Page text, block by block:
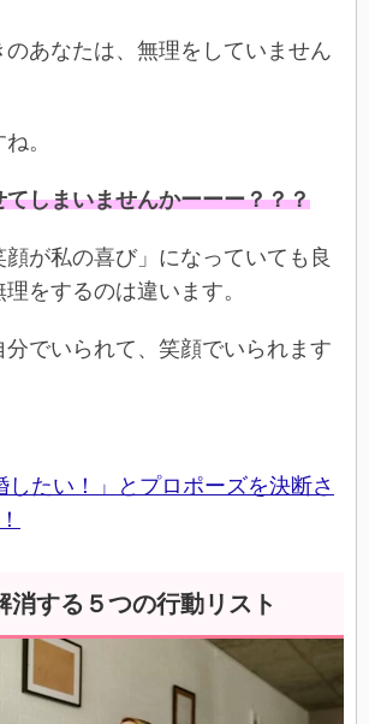
あなたは、無理をしていません
。
しまいませんかーーー？？？
顔が私の喜び」になっていても良
をするのは違います。
分でいられて、笑顔でいられます
したい！」とプロポーズを決断さ
消する５つの行動リスト